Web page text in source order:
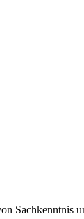
Sachkenntnis